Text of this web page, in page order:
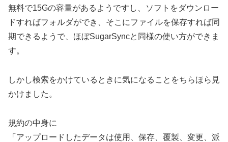
無料で15Gの容量があるようですし、ソフトをダウンロー
ドすればフォルダができ、そこにファイルを保存すれば同
期できるようで、ほぼSugarSyncと同様の使い方ができま
す。
しかし検索をかけているときに気になることをちらほら見
かけました。
規約の中身に
「アップロードしたデータは使用、保存、覆製、変更、派